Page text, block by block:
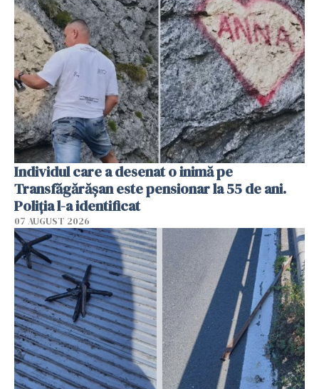
Individul care a desenat o inimă pe
Transfăgărășan este pensionar la 55 de ani.
Poliția l-a identificat
07 AUGUST 2026